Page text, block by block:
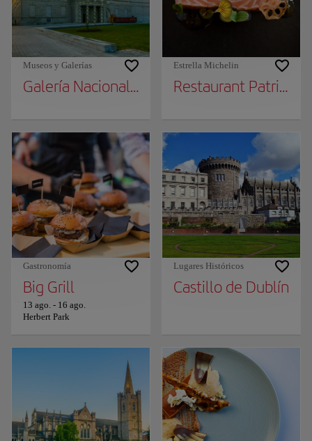
Museos y Galerías
Galería Nacional de Irlanda
Estrella Michelin
Restaurant Patrick
Gastronomía
Big Grill
13 ago. - 16 ago.
Herbert Park
Lugares Históricos
Castillo de Dublín